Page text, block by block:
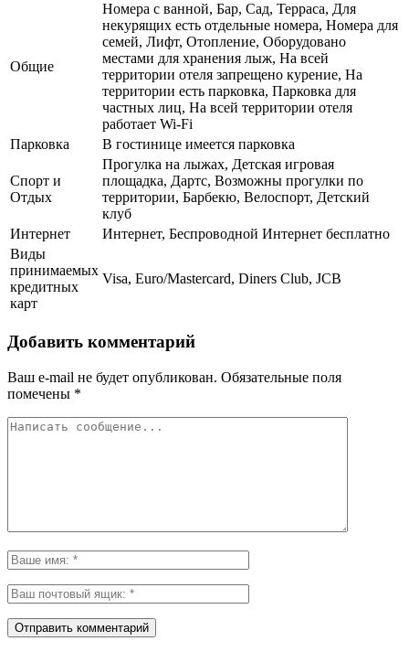
Общие
Номера с ванной, Бар, Сад, Терраса, Для
некурящих есть отдельные номера, Номера для
семей, Лифт, Отопление, Оборудовано
местами для хранения лыж, На всей
территории отеля запрещено курение, На
территории есть парковка, Парковка для
частных лиц, На всей территории отеля
работает Wi-Fi
Парковка
В гостинице имеется парковка
Спорт и
Отдых
Прогулка на лыжах, Детская игровая
площадка, Дартс, Возможны прогулки по
территории, Барбекю, Велоспорт, Детский
клуб
Интернет
Интернет, Беспроводной Интернет бесплатно
Виды
принимаемых
кредитных
карт
Visa, Euro/Mastercard, Diners Club, JCB
Добавить комментарий
Ваш e-mail не будет опубликован. Обязательные поля
помечены *